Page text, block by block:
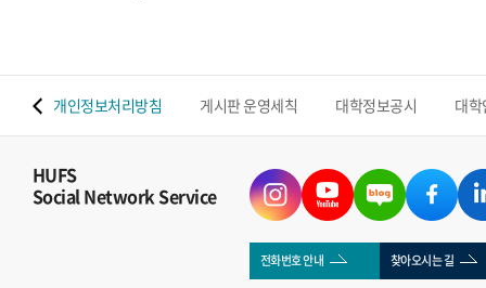
개인정보처리방침 게시판 운영세칙 대학정보공시 대
HUFS
Social Network Service
전화번호 안내 찾아오시는 길